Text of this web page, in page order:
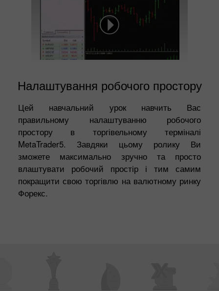
Налаштування робочого простору
Цей навчальний урок навчить Вас
правильному налаштуванню робочого
простору в торгівельному терміналі
MetaTrader5. Завдяки цьому ролику Ви
зможете максимально зручно та просто
влаштувати робочий простір і тим самим
покращити свою торгівлю на валютному ринку
Форекс.